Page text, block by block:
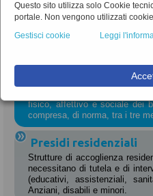
la rilevazione
Servizi socio educativi per la
sistema di opportunità
fisico, affettivo e sociale dei
compresa, di norma, tra i tre
Presidi residenziali
Strutture di accoglienza
necessitano di tutela e di
(educativi, assistenziali,
Anziani, disabili e minori.
Questo sito utilizza solo Cookie
portale. Non vengono utilizzati
Gestisci cookie
Leggi